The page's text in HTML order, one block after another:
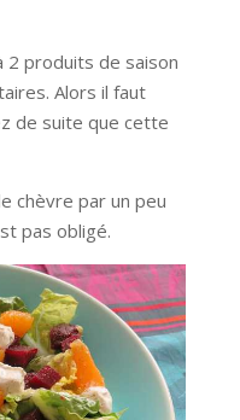
2 produits de saison
Alors il faut
de suite que cette
chèvre par un peu
pas obligé.